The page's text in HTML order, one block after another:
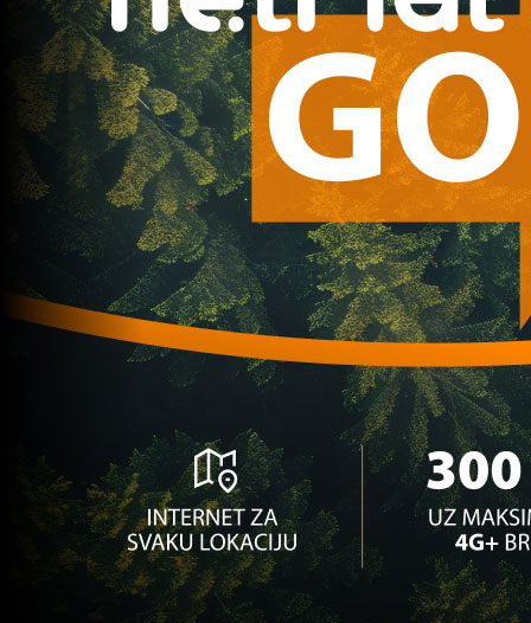
Premijer liga BiH
Freiburg odgovorio Zrinjskom: Dat ćemo sve od
sebe!
2 mjesec 3 sedmica
A Selekcija